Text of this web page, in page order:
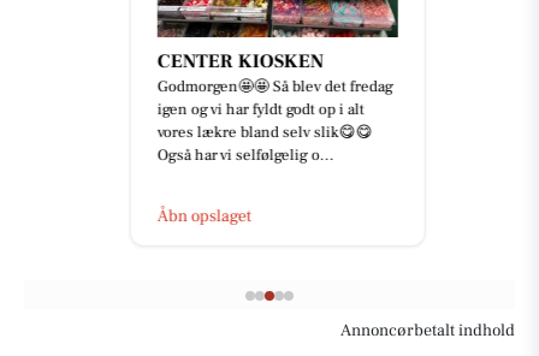
CENTER KIOSKEN
Godmorgen🤩🤩 Så blev det fredag
igen og vi har fyldt godt op i alt
vores lækre bland selv slik😋😋
Også har vi selfølgelig o...
Åbn opslaget
Annoncørbetalt indhold